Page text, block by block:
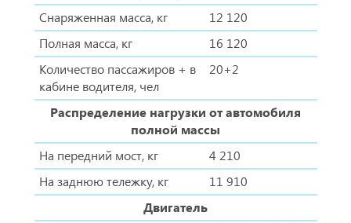
Снаряженная масса, кг
12 120
Полная масса, кг
16 120
Количество пассажиров + в
кабине водителя, чел
20+2
Распределение нагрузки от автомобиля
полной массы
На передний мост, кг
4 210
На заднюю тележку, кг
11 910
Двигатель